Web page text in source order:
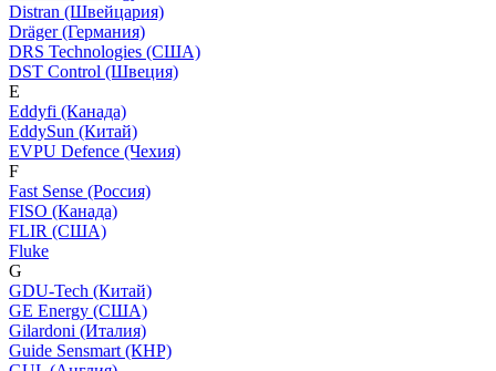
Distran (Швейцария)
Dräger (Германия)
DRS Technologies (США)
DST Control (Швеция)
E
Eddyfi (Канада)
EddySun (Китай)
EVPU Defence (Чехия)
F
Fast Sense (Россия)
FISO (Канада)
FLIR (США)
Fluke
G
GDU-Tech (Китай)
GE Energy (США)
Gilardoni (Италия)
Guide Sensmart (КНР)